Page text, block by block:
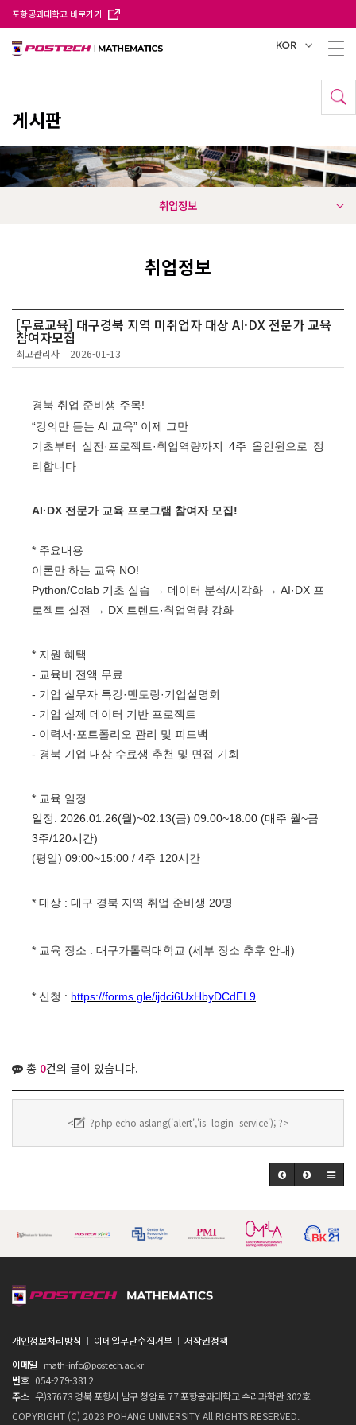
포항공과대학교 바로가기
KOR
게시판
취업정보
취업정보
[무료교육] 대구경북 지역 미취업자 대상 AI·DX 전문가 교육
참여자모집
최고관리자 2026-01-13
경북 취업 준비생 주목!
“강의만 듣는 AI 교육” 이제 그만
기초부터 실전·프로젝트·취업역량까지 4주 올인원으로 정
리합니다
AI·DX 전문가 교육 프로그램 참여자 모집 !
* 주요내용
이론만 하는 교육 NO!
Python/Colab 기초 실습 → 데이터 분석/시각화 → AI·DX 프
로젝트 실전 → DX 트렌드·취업역량 강화
* 지원 혜택
- 교육비 전액 무료
- 기업 실무자 특강·멘토링·기업설명회
- 기업 실제 데이터 기반 프로젝트
- 이력서·포트폴리오 관리 및 피드백
- 경북 기업 대상 수료생 추천 및 면접 기회
* 교육 일정
일정: 2026.01.26(월)~02.13(금) 09:00~18:00 (매주 월~금
3주/120시간)
(평일) 09:00~15:00 / 4주 120시간
* 대상 : 대구 경북 지역 취업 준비생 20명
* 교육 장소 : 대구가톨릭대학교 (세부 장소 추후 안내)
* 신청 : https://forms.gle/ijdci6UxHbyDCdEL9
총 0건의 글이 있습니다.
< ?php echo aslang('alert','is_login_service'); ?>
개인정보처리방침 이메일무단수집거부
저작권정책
이메일
math-info@postech.ac.kr
번호 054-279-3812
주소 우)37673 경북 포항시 남구 청암로 77 포항공과대학교 수리과학관 302호
COPYRIGHT (C) 2023 POHANG UNIVERSITY All RIGHTS RESERVED.